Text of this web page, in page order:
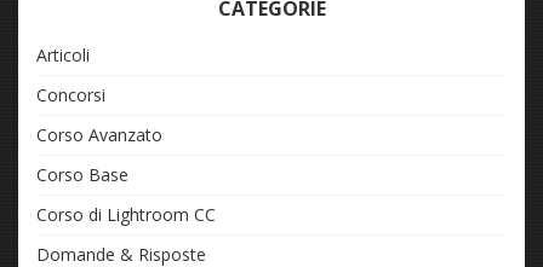
CATEGORIE
Articoli
Concorsi
Corso Avanzato
Corso Base
Corso di Lightroom CC
Domande & Risposte